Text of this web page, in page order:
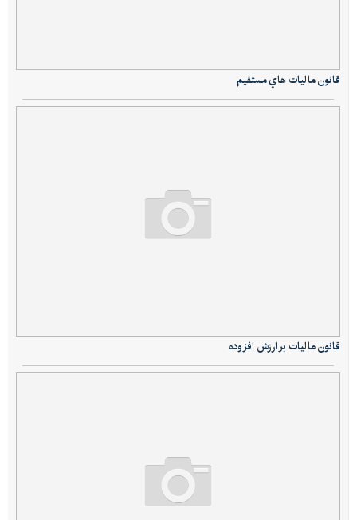
قانون ماليات هاي مستقيم
قانون ماليات بر ارزش افزوده